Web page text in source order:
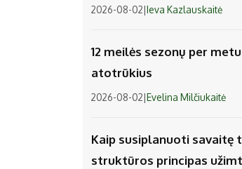
2026-08-02|Ieva Kazlauskaitė
12 meilės sezonų per
atotrūkius
2026-08-02|Evelina Milčiukaitė
Kaip susiplanuoti savaitę
struktūros principas